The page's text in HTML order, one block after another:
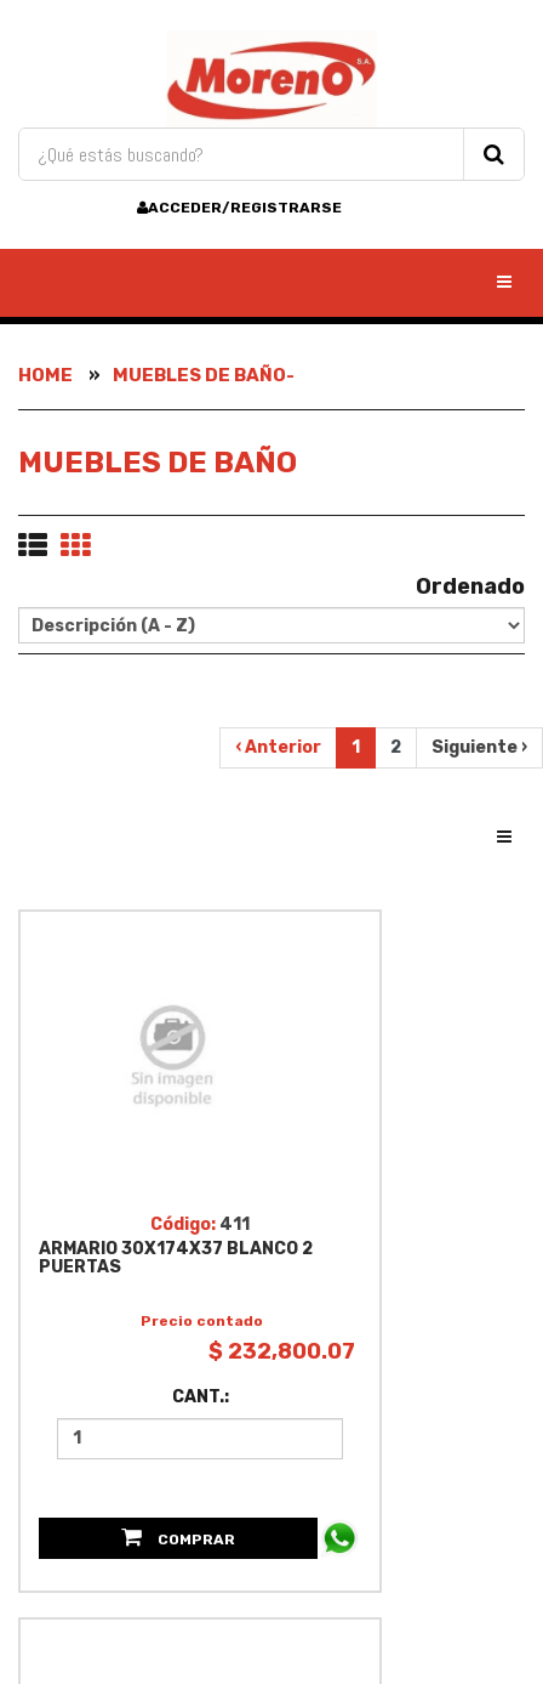
ACCEDER/REGISTRARSE
HOME MUEBLES DE BAÑO-
MUEBLES DE BAÑO
Ordenado
‹ Anterior 1 2 Siguiente ›
Código: 411
ARMARIO 30X174X37 BLANCO 2
PUERTAS
Precio contado
$ 232,800.07
CANT.:
COMPRAR